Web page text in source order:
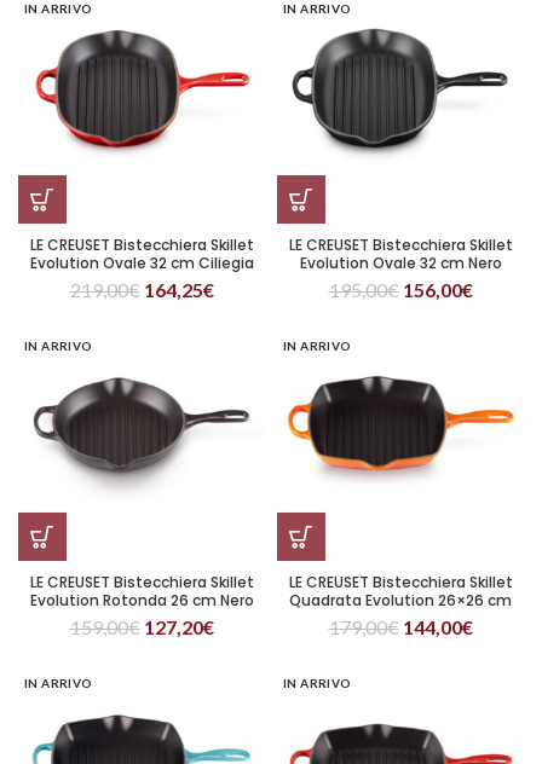
IN ARRIVO
LE CREUSET Bistecchiera Skillet
Evolution Ovale 32 cm Ciliegia
219,00€ 164,25€
IN ARRIVO
LE CREUSET Bistecchiera Skillet
Evolution Ovale 32 cm Nero
195,00€ 156,00€
IN ARRIVO
LE CREUSET Bistecchiera Skillet
Evolution Rotonda 26 cm Nero
159,00€ 127,20€
IN ARRIVO
LE CREUSET Bistecchiera Skillet
Quadrata Evolution 26×26 cm
Arancio
179,00€ 144,00€
IN ARRIVO IN ARRIVO